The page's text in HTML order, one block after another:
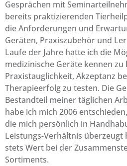
Gesprächen mit
bereits praktizierenden
die Anforderungen und
Geräten, Praxiszubehör und
Laufe der Jahre hatte ich die
medizinische Geräte kennen
Praxistauglichkeit, Akzeptanz
Therapieerfolg zu testen. Die
Bestandteil meiner täglichen
habe ich mich 2006
die mich persönlich in
Leistungs-Verhältnis überzeugt
stets Wert bei der
Sortiments.